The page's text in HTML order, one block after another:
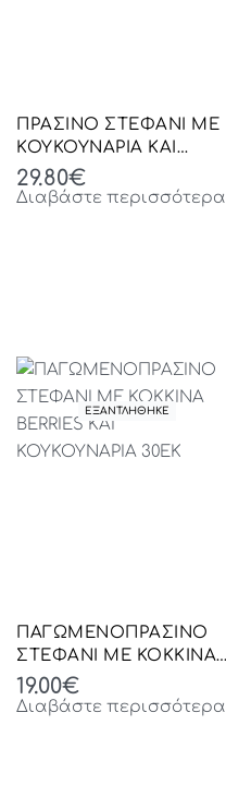
ΠΡΑΣΙΝΟ ΣΤΕΦΑΝΙ ΜΕ
ΚΟΥΚΟΥΝΑΡΙΑ ΚΑΙ
ΜΠΑΛΕΣ Φ40ΕΚ
29.80€
Διαβάστε περισσότερα
ΕΞΑΝΤΛΗΘΗΚΕ
ΠΑΓΩΜΕΝΟΠΡΑΣΙΝΟ
ΣΤΕΦΑΝΙ ΜΕ ΚΟΚΚΙΝΑ
BERRIES ΚΑΙ
ΚΟΥΚΟΥΝΑΡΙΑ 30ΕΚ
19.00€
Διαβάστε περισσότερα